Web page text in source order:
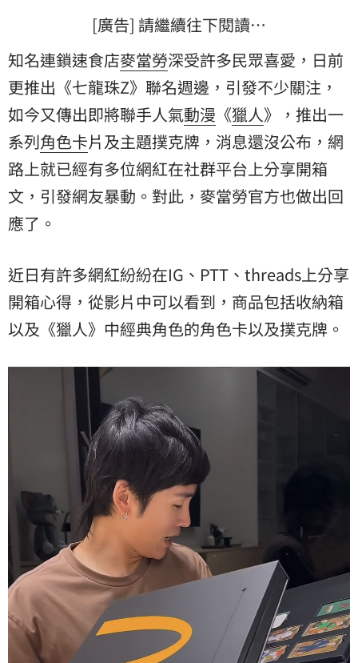
[廣告] 請繼續往下閱讀…
知名連鎖速食店麥當勞深受許多民眾喜愛，日前
更推出《七龍珠Z》聯名週邊，引發不少關注，
如今又傳出即將聯手人氣動漫 《獵人》，推出一
系列角色卡片及主題撲克牌，消息還沒公布，網
路上就已經有多位網紅在社群平台上分享開箱
文，引發網友暴動。對此，麥當勞官方也做出回
應了。
近日有許多網紅紛紛在IG、PTT、threads上分享
開箱心得，從影片中可以看到，商品包括收納箱
以及《獵人》中經典角色的角色卡以及撲克牌。